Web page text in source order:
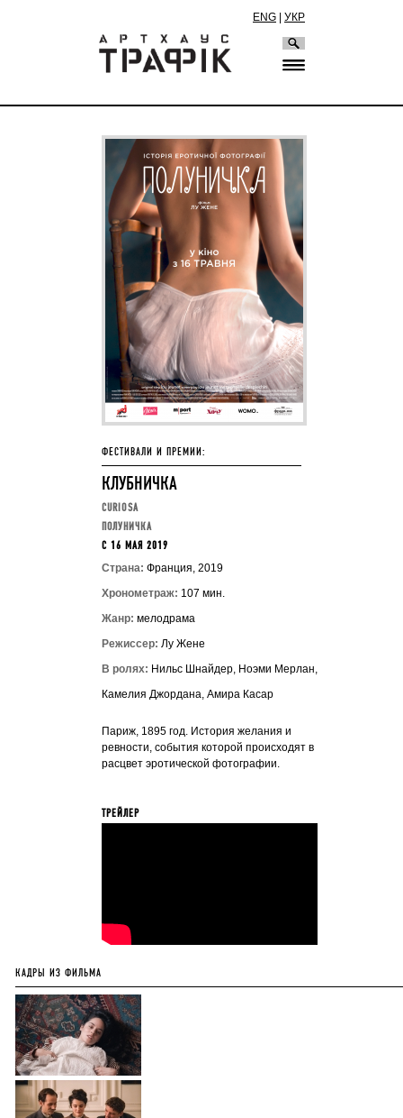
ENG УКР
ФЕСТИВАЛИ И ПРЕМИИ:
КЛУБНИЧКА
CURIOSA
ПОЛУНИЧКА
C 16 МАЯ 2019
Страна: Франция, 2019
Хронометраж: 107 мин.
Жанр: мелодрама
Режиссер: Лу Жене
В ролях: Нильс Шнайдер, Ноэми Мерлан,
Камелия Джордана, Амира Касар
Париж, 1895 год. История желания и
ревности, события которой происходят в
расцвет эротической фотографии.
ТРЕЙЛЕР
КАДРЫ ИЗ ФИЛЬМА